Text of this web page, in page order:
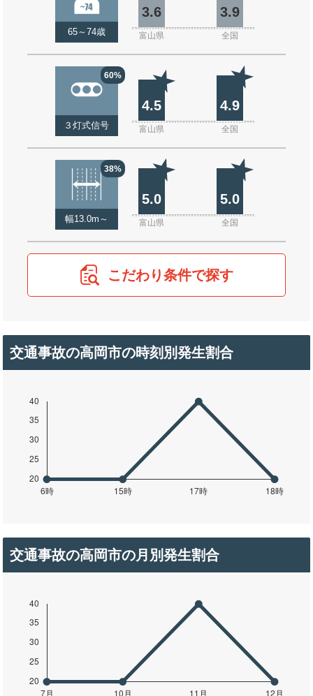
65～74歳
3.6 3.9
富山県 全国
60%
３灯式信号
4.5 4.9
富山県 全国
38%
幅13.0m～
5.0 5.0
富山県 全国
こだわり条件で探す
交通事故の高岡市の時刻別発生割合
交通事故の高岡市の月別発生割合